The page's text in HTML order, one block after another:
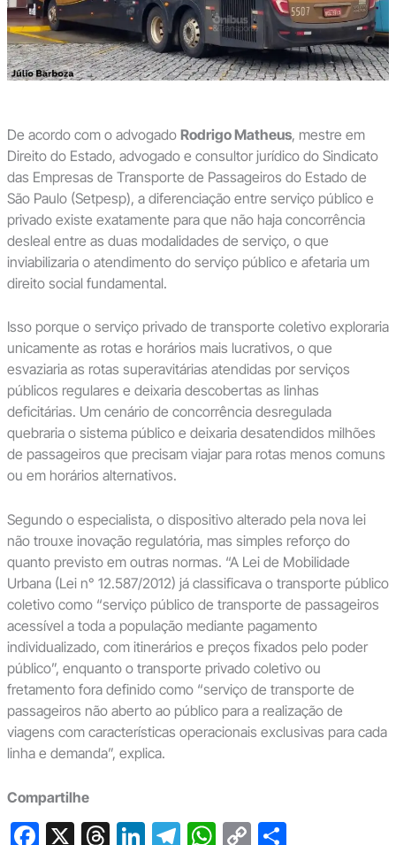
De acordo com o advogado Rodrigo Matheus, mestre em
Direito do Estado, advogado e consultor jurídico do Sindicato
das Empresas de Transporte de Passageiros do Estado de
São Paulo (Setpesp), a diferenciação entre serviço público e
privado existe exatamente para que não haja concorrência
desleal entre as duas modalidades de serviço, o que
inviabilizaria o atendimento do serviço público e afetaria um
direito social fundamental.
Isso porque o serviço privado de transporte coletivo exploraria
unicamente as rotas e horários mais lucrativos, o que
esvaziaria as rotas superavitárias atendidas por serviços
públicos regulares e deixaria descobertas as linhas
deficitárias. Um cenário de concorrência desregulada
quebraria o sistema público e deixaria desatendidos milhões
de passageiros que precisam viajar para rotas menos comuns
ou em horários alternativos.
Segundo o especialista, o dispositivo alterado pela nova lei
não trouxe inovação regulatória, mas simples reforço do
quanto previsto em outras normas. “A Lei de Mobilidade
Urbana (Lei n° 12.587/2012) já classificava o transporte público
coletivo como “serviço público de transporte de passageiros
acessível a toda a população mediante pagamento
individualizado, com itinerários e preços fixados pelo poder
público”, enquanto o transporte privado coletivo ou
fretamento fora definido como “serviço de transporte de
passageiros não aberto ao público para a realização de
viagens com características operacionais exclusivas para cada
linha e demanda”, explica.
Compartilhe
F X T Li T W C S